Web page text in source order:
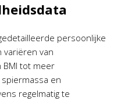
persoonlijke
variëren van
BMI tot meer
en
regelmatig te